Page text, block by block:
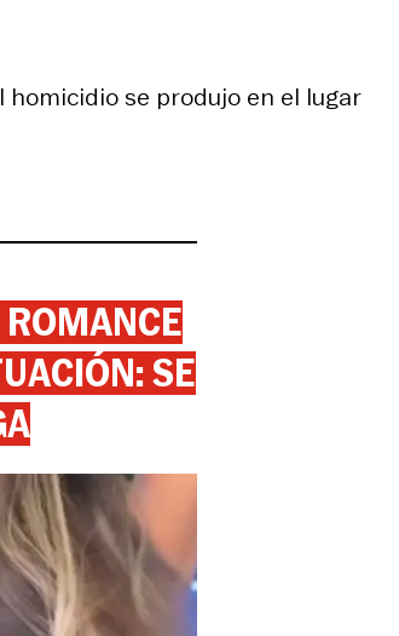
se produjo en el lugar
SE